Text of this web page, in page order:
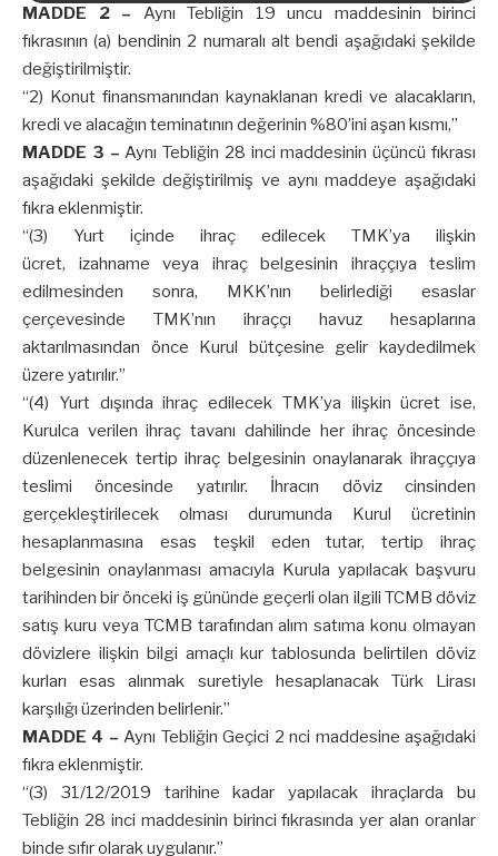
MADDE 2 – Aynı Tebliğin 19 uncu maddesinin birinci
fıkrasının (a) bendinin 2 numaralı alt bendi aşağıdaki şekilde
değiştirilmiştir.
“2) Konut finansmanından kaynaklanan kredi ve alacakların,
kredi ve alacağın teminatının değerinin %80’ini aşan kısmı,”
MADDE 3 – Aynı Tebliğin 28 inci maddesinin üçüncü fıkrası
aşağıdaki şekilde değiştirilmiş ve aynı maddeye aşağıdaki
fıkra eklenmiştir.
“(3) Yurt içinde ihraç edilecek TMK’ya ilişkin
ücret, izahname veya ihraç belgesinin ihraççıya teslim
edilmesinden sonra, MKK’nın belirlediği esaslar
çerçevesinde TMK’nın ihraççı havuz hesaplarına
aktarılmasından önce Kurul bütçesine gelir kaydedilmek
üzere yatırılır.”
“(4) Yurt dışında ihraç edilecek TMK’ya ilişkin ücret ise,
Kurulca verilen ihraç tavanı dahilinde her ihraç öncesinde
düzenlenecek tertip ihraç belgesinin onaylanarak ihraççıya
teslimi öncesinde yatırılır. İhracın döviz cinsinden
gerçekleştirilecek olması durumunda Kurul ücretinin
hesaplanmasına esas teşkil eden tutar, tertip ihraç
belgesinin onaylanması amacıyla Kurula yapılacak başvuru
tarihinden bir önceki iş gününde geçerli olan ilgili TCMB döviz
satış kuru veya TCMB tarafından alım satıma konu olmayan
dövizlere ilişkin bilgi amaçlı kur tablosunda belirtilen döviz
kurları esas alınmak suretiyle hesaplanacak Türk Lirası
karşılığı üzerinden belirlenir.”
MADDE 4 – Aynı Tebliğin Geçici 2 nci maddesine aşağıdaki
fıkra eklenmiştir.
“(3) 31/12/2019 tarihine kadar yapılacak ihraçlarda bu
Tebliğin 28 inci maddesinin birinci fıkrasında yer alan oranlar
binde sıfır olarak uygulanır.”